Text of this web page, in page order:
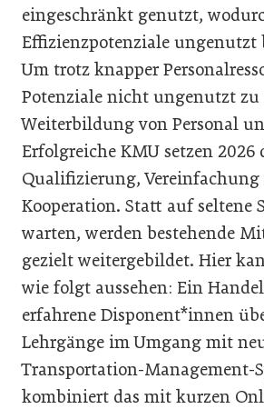
eingeschränkt genutzt,
Effizienzpotenziale ungenutzt
Um trotz knapper
Potenziale nicht ungenutzt zu
Weiterbildung von Personal
Erfolgreiche KMU setzen 2026
Qualifizierung,
Kooperation. Statt auf seltene
warten, werden bestehende
gezielt weitergebildet. Hier
wie folgt aussehen: Ein
erfahrene Disponent*innen
Lehrgänge im Umgang mit
Transportation-Management-
kombiniert das mit kurzen